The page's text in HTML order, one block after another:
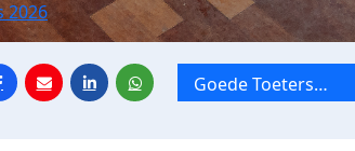
2026
Goede Toeters
Slechte Toeters